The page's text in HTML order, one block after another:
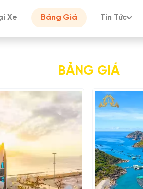
Xe Bảng Giá Tin Tức
BẢNG GIÁ